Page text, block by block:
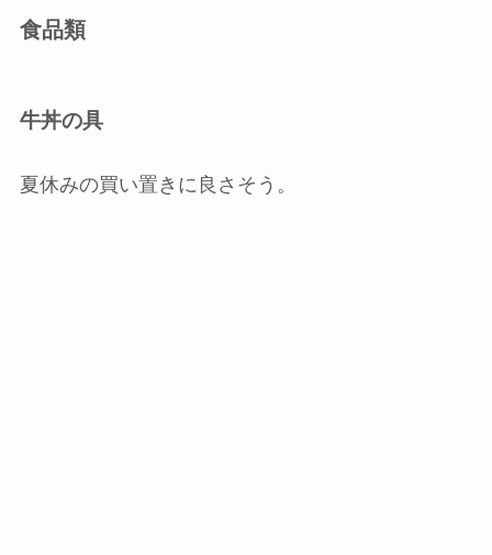
食品類
牛丼の具
夏休みの買い置きに良さそう。